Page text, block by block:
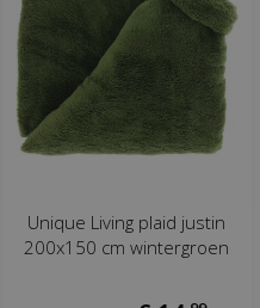
Unique Living plaid justin
200x150 cm wintergroen